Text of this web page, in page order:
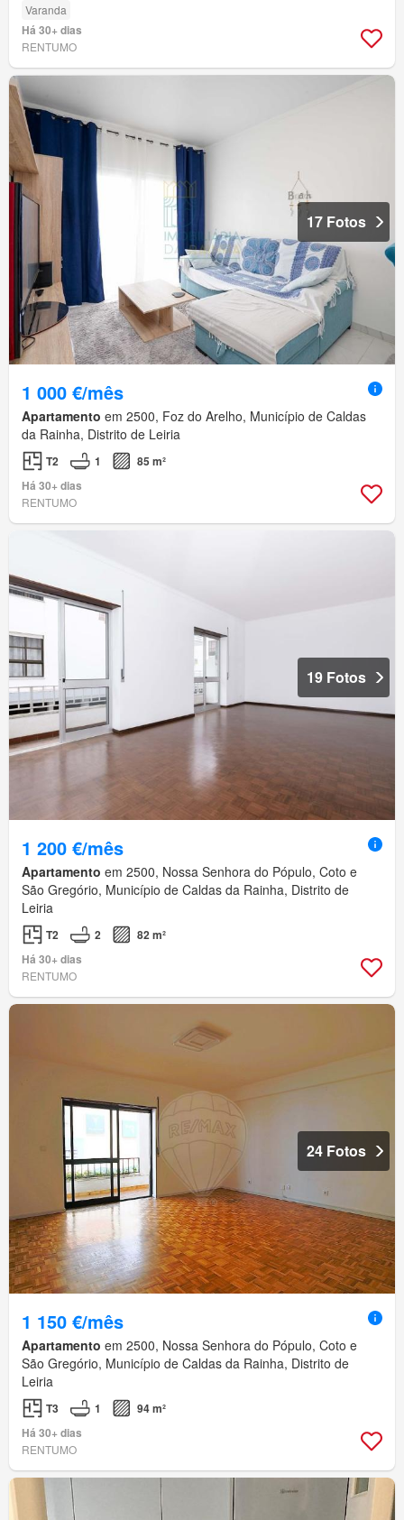
Varanda
Há 30+ dias
RENTUMO
17 Fotos
1 000 €/mês
Apartamento em 2500, Foz do Arelho, Município de Caldas
da Rainha, Distrito de Leiria
T2 1
85 m²
Há 30+ dias
RENTUMO
19 Fotos
1 200 €/mês
Apartamento em 2500, Nossa Senhora do Pópulo, Coto e
São Gregório, Município de Caldas da Rainha, Distrito de
Leiria
T2 2
82 m²
Há 30+ dias
RENTUMO
24 Fotos
1 150 €/mês
Apartamento em 2500, Nossa Senhora do Pópulo, Coto e
São Gregório, Município de Caldas da Rainha, Distrito de
Leiria
T3 1
94 m²
Há 30+ dias
RENTUMO